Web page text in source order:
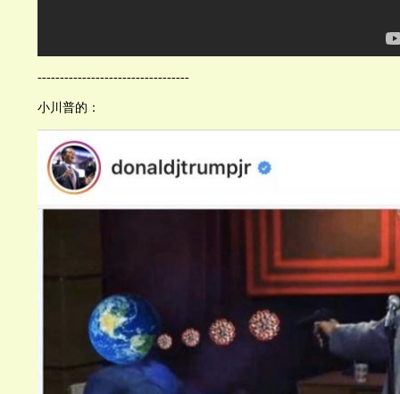
----------------------------------
小川普的：